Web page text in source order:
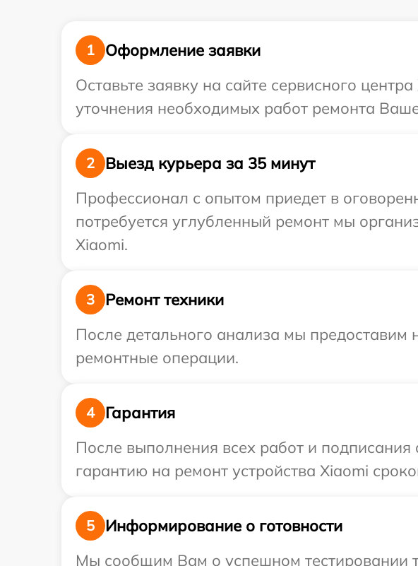
1
Оформление заявки
Оставьте заявку на сайте сервисного
уточнения необходимых работ ремонта
2
Выезд курьера за 35 минут
Профессионал с опытом приедет в
потребуется углубленный ремонт мы
Xiaomi.
3
Ремонт техники
После детального анализа мы предоставим
ремонтные операции.
4
Гарантия
После выполнения всех работ и
гарантию на ремонт устройства Xiaomi
5
Информирование о готовности
Мы сообщим Вам о успешном тестировании